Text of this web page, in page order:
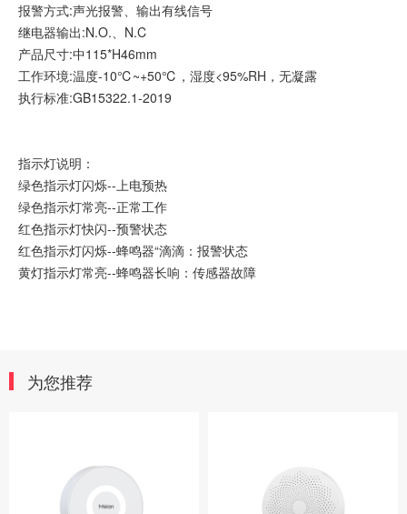
报警方式:声光报警、输出有线信号
继电器输出:N.O.、N.C
产品尺寸:中115*H46mm
工作环境:温度-10℃~+50℃，湿度<95%RH，无凝露
执行标准:GB15322.1-2019
指示灯说明：
绿色指示灯闪烁--上电预热
绿色指示灯常亮--正常工作
红色指示灯快闪--预警状态
红色指示灯闪烁--蜂鸣器“滴滴：报警状态
黄灯指示灯常亮--蜂鸣器长响：传感器故障
为您推荐